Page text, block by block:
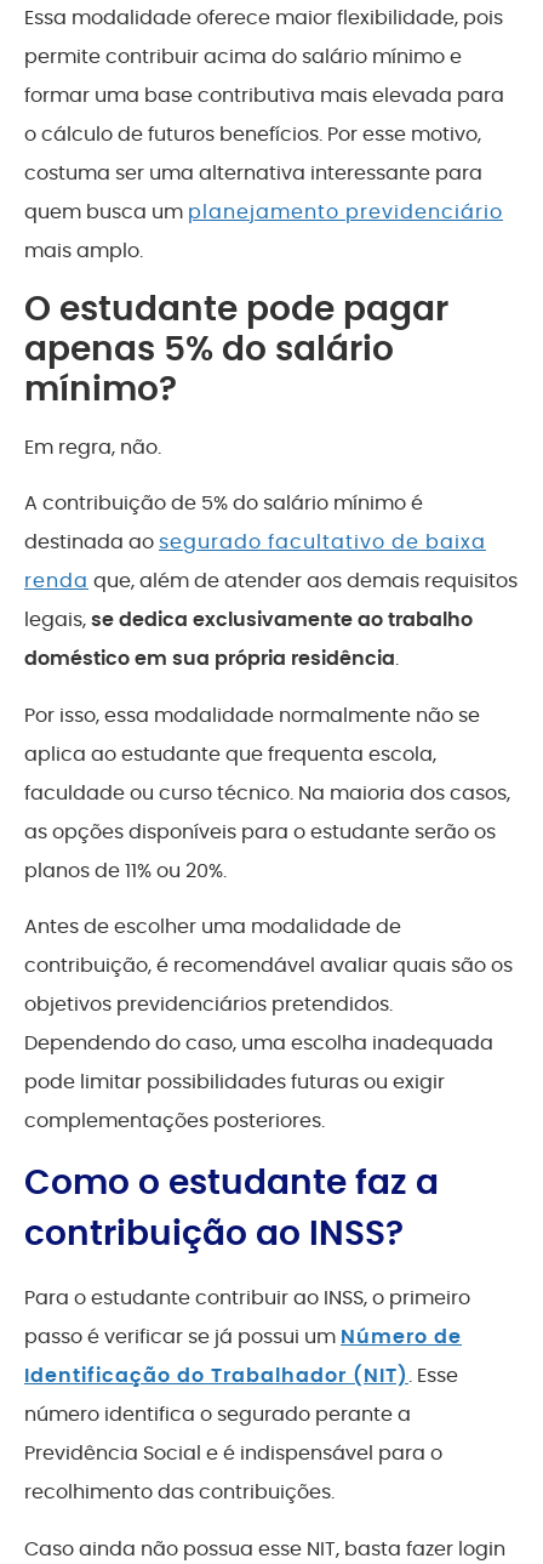
Essa modalidade oferece maior flexibilidade, pois
permite contribuir acima do salário mínimo e
formar uma base contributiva mais elevada para
o cálculo de futuros benefícios. Por esse motivo,
costuma ser uma alternativa interessante para
quem busca um planejamento previdenciário
mais amplo.
O estudante pode pagar
apenas 5% do salário
mínimo?
Em regra, não.
A contribuição de 5% do salário mínimo é
destinada ao segurado facultativo de baixa
renda que, além de atender aos demais requisitos
legais,se dedica exclusivamente ao trabalho
doméstico em sua própria residência.
Por isso, essa modalidade normalmente não se
aplica ao estudante que frequenta escola,
faculdade ou curso técnico. Na maioria dos casos,
as opções disponíveis para o estudante serão os
planos de 11% ou 20%.
Antes de escolher uma modalidade de
contribuição, é recomendável avaliar quais são os
objetivos previdenciários pretendidos.
Dependendo do caso, uma escolha inadequada
pode limitar possibilidades futuras ou exigir
complementações posteriores.
Como o estudante faz a
contribuição ao INSS?
Para o estudante contribuir ao INSS, o primeiro
passo é verificar se já possui um Número de
Identificação do Trabalhador (NIT). Esse
número identifica o segurado perante a
Previdência Social e é indispensável para o
recolhimento das contribuições.
Caso ainda não possua esse NIT, basta fazer login